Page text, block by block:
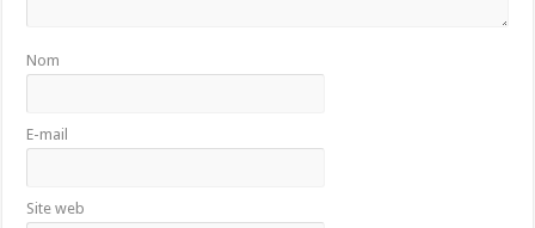
Nom
E-mail
Site web